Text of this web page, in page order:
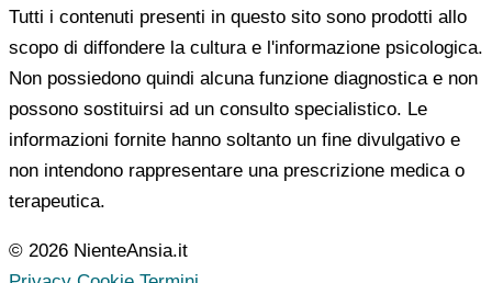
Tutti i contenuti presenti in questo sito sono prodotti allo
scopo di diffondere la cultura e l'informazione psicologica.
Non possiedono quindi alcuna funzione diagnostica e non
possono sostituirsi ad un consulto specialistico. Le
informazioni fornite hanno soltanto un fine divulgativo e
non intendono rappresentare una prescrizione medica o
terapeutica.
© 2026 NienteAnsia.it